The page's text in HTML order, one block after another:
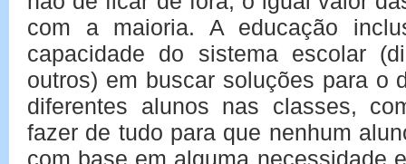
com a maioria. A educação
capacidade do sistema escolar
outros) em buscar soluções para o
diferentes alunos nas classes,
fazer de tudo para que nenhum
com base em alguma necessidade